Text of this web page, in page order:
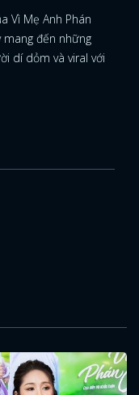
Vì Mẹ Anh Phán
mang đến những
dí dỏm và viral với